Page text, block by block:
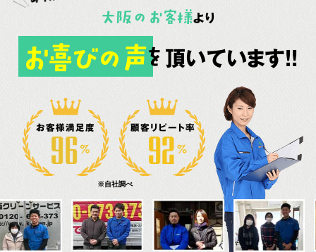
大阪 の お客様より
お喜びの声を 頂いています!!
お客様満足度 顧客リピート率
※自社調べ